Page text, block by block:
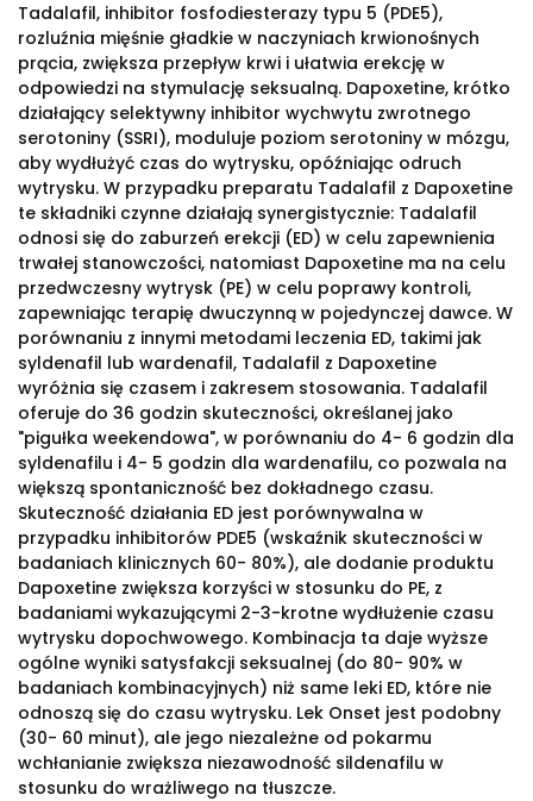
Tadalafil, inhibitor fosfodiesterazy typu 5 (PDE5),
rozluźnia mięśnie gładkie w naczyniach krwionośnych
prącia, zwiększa przepływ krwi i ułatwia erekcję w
odpowiedzi na stymulację seksualną. Dapoxetine, krótko
działający selektywny inhibitor wychwytu zwrotnego
serotoniny (SSRI), moduluje poziom serotoniny w mózgu,
aby wydłużyć czas do wytrysku, opóźniając odruch
wytrysku. W przypadku preparatu Tadalafil z Dapoxetine
te składniki czynne działają synergistycznie: Tadalafil
odnosi się do zaburzeń erekcji (ED) w celu zapewnienia
trwałej stanowczości, natomiast Dapoxetine ma na celu
przedwczesny wytrysk (PE) w celu poprawy kontroli,
zapewniając terapię dwuczynną w pojedynczej dawce. W
porównaniu z innymi metodami leczenia ED, takimi jak
syldenafil lub wardenafil, Tadalafil z Dapoxetine
wyróżnia się czasem i zakresem stosowania. Tadalafil
oferuje do 36 godzin skuteczności, określanej jako
"pigułka weekendowa", w porównaniu do 4- 6 godzin dla
syldenafilu i 4- 5 godzin dla wardenafilu, co pozwala na
większą spontaniczność bez dokładnego czasu.
Skuteczność działania ED jest porównywalna w
przypadku inhibitorów PDE5 (wskaźnik skuteczności w
badaniach klinicznych 60- 80%), ale dodanie produktu
Dapoxetine zwiększa korzyści w stosunku do PE, z
badaniami wykazującymi 2-3-krotne wydłużenie czasu
wytrysku dopochwowego. Kombinacja ta daje wyższe
ogólne wyniki satysfakcji seksualnej (do 80- 90% w
badaniach kombinacyjnych) niż same leki ED, które nie
odnoszą się do czasu wytrysku. Lek Onset jest podobny
(30- 60 minut), ale jego niezależne od pokarmu
wchłanianie zwiększa niezawodność sildenafilu w
stosunku do wrażliwego na tłuszcze.